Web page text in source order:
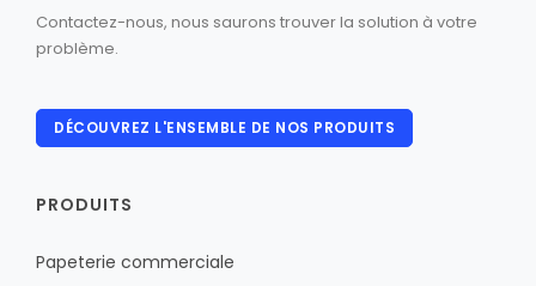
Contactez-nous, nous saurons trouver la solution à votre
problème.
DÉCOUVREZ L'ENSEMBLE DE NOS PRODUITS
PRODUITS
Papeterie commerciale